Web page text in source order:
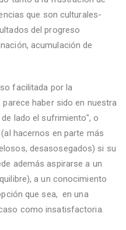
que son culturales-
del progreso
acumulación de
facilitada por la
haber sido en nuestra
lado el sufrimiento", o
hacernos en parte más
desasosegados) si su
además aspirarse a un
a un conocimiento
que sea, en una
como insatisfactoria.